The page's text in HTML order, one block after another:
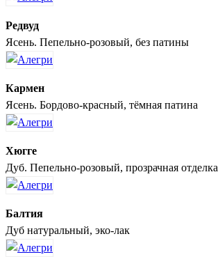
Редвуд
Ясень. Пепельно-розовый, без патины
Кармен
Ясень. Бордово-красный, тёмная патина
Хюгге
Дуб. Пепельно-розовый, прозрачная отделка
Балтия
Дуб натуральный, эко-лак